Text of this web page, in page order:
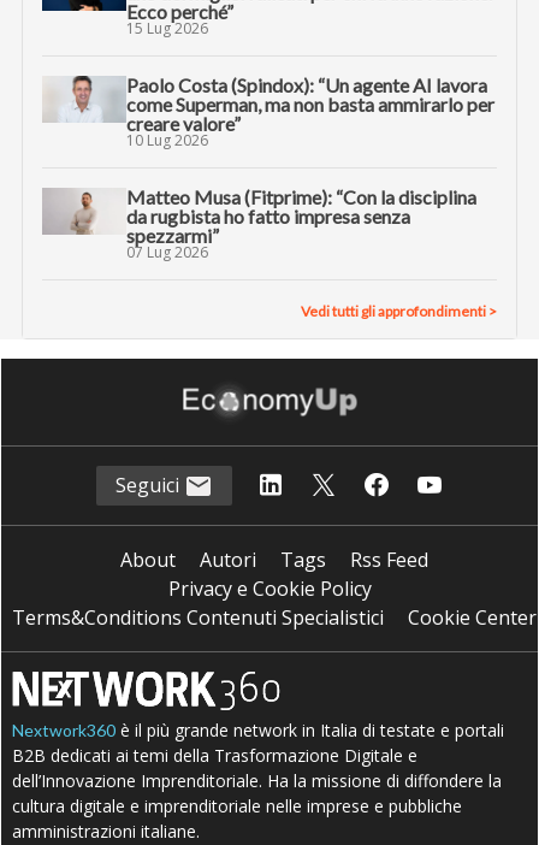
Ecco perché”
15 Lug 2026
Paolo Costa (Spindox): “Un agente AI lavora
come Superman, ma non basta ammirarlo per
creare valore”
10 Lug 2026
Matteo Musa (Fitprime): “Con la disciplina
da rugbista ho fatto impresa senza
spezzarmi”
07 Lug 2026
Vedi tutti gli approfondimenti >
Seguici
About Autori Tags
Rss Feed
Privacy e Cookie Policy
Terms&Conditions Contenuti Specialistici
Cookie Center
Nextwork360 è il più grande network in Italia di testate e portali
B2B dedicati ai temi della Trasformazione Digitale e
dell’Innovazione Imprenditoriale. Ha la missione di diffondere la
cultura digitale e imprenditoriale nelle imprese e pubbliche
amministrazioni italiane.